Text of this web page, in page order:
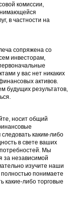
комиссии,
в частности на
сопряжена со
инвесторам,
у вас нет никаких
активов.
будущих результатов,
носит общий
каким-либо
в свете ваших
Мы
за независимой
изучите наши
понимаете
какие-либо торговые